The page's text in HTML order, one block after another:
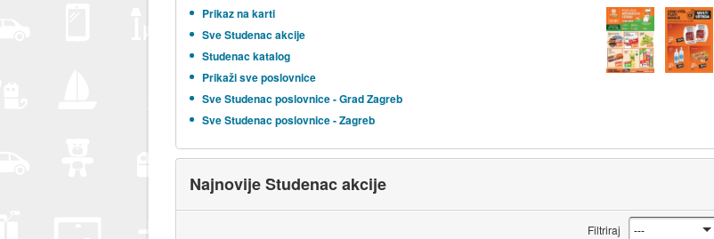
Prikaz na karti
Sve Studenac akcije
Studenac katalog
Prikaži sve poslovnice
Sve Studenac poslovnice - Grad Zagreb
Sve Studenac poslovnice - Zagreb
Najnovije Studenac akcije
Filtriraj